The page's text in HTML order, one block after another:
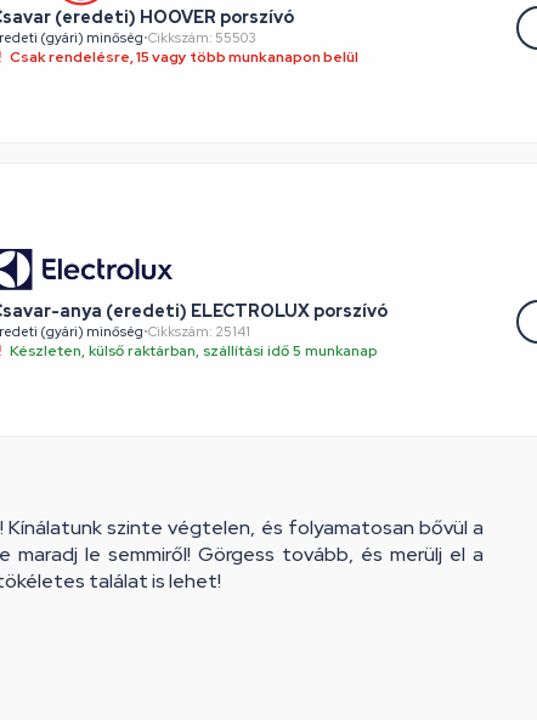
(eredeti) HOOVER porszívó
(gyári) minőség•Cikkszám: 55503
Csak rendelésre, 15 vagy több munkanapon belül
anya (eredeti) ELECTROLUX porszívó
(gyári) minőség•Cikkszám: 25141
Készleten, külső raktárban, szállítási idő 5 munkanap
szinte végtelen, és folyamatosan bővül a
le semmiről! Görgess tovább, és merülj el a
találat is lehet!